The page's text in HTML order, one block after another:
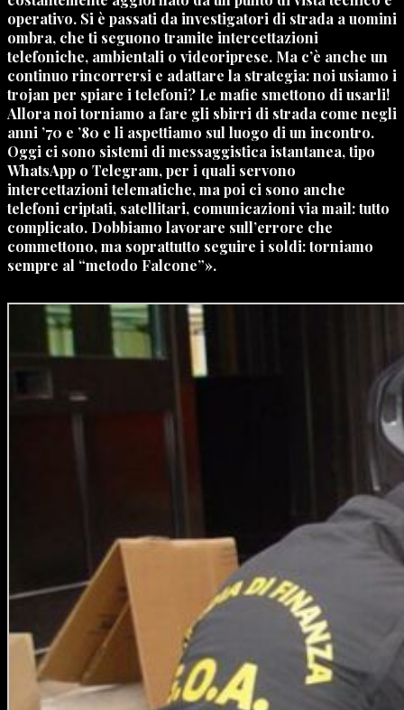
operativo. Si è passati da investigatori di strada a uomini
ombra, che ti seguono tramite intercettazioni
telefoniche, ambientali o videoriprese. Ma c’è anche un
continuo rincorrersi e adattare la strategia: noi usiamo i
trojan per spiare i telefoni? Le mafie smettono di usarli!
Allora noi torniamo a fare gli sbirri di strada come negli
anni ’70 e ’80 e li aspettiamo sul luogo di un incontro.
Oggi ci sono sistemi di messaggistica istantanea, tipo
WhatsApp o Telegram, per i quali servono
intercettazioni telematiche, ma poi ci sono anche
telefoni criptati, satellitari, comunicazioni via mail: tutto
complicato. Dobbiamo lavorare sull’errore che
commettono, ma soprattutto seguire i soldi: torniamo
sempre al “metodo Falcone”».